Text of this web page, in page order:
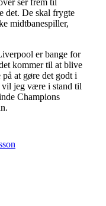
ser frem til
det. De skal frygte
midtbanespiller,
er bange for
kommer til at blive
at gøre det godt i
vil jeg være i stand til
Champions